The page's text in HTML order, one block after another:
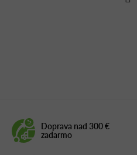
Doprava nad 300 €
zadarmo